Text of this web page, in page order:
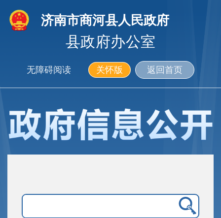
济南市商河县人民政府
县政府办公室
无障碍阅读 关怀版 返回首页